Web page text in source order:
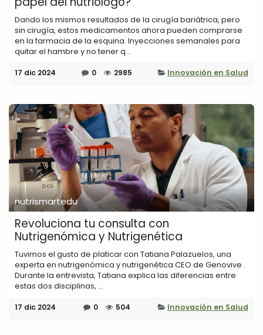
Dando los mismos resultados de la cirugía bariátrica, pero
sin cirugía, estos medicamentos ahora pueden comprarse
en la farmacia de la esquina. Inyecciones semanales para
quitar el hambre y no tener q...
17 dic 2024 0 2985 Innovación en Salud
nutrismartedu
Revoluciona tu consulta con
Nutrigenómica y Nutrigenética
Tuvimos el gusto de platicar con Tatiana Palazuelos, una
experta en nutrigenómica y nutrigenética CEO de Genovive .
Durante la entrevista, Tatiana explica las diferencias entre
estas dos disciplinas, ...
17 dic 2024 0 504 Innovación en Salud